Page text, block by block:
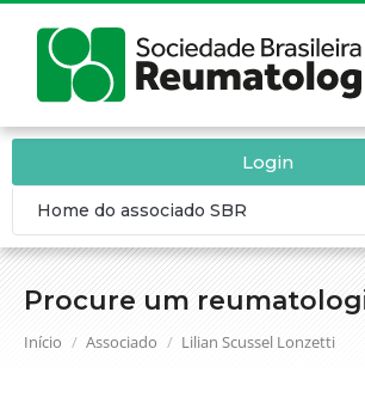
Procure um
Você está aqui:
Início Associado Lilian Scussel Lonzetti
Login
Home do associado SBR